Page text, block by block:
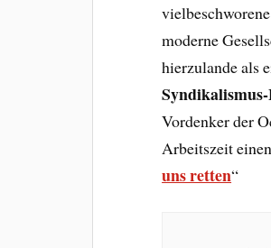
moderne
hierzulande als
Vordenker der
Arbeitszeit
uns retten“